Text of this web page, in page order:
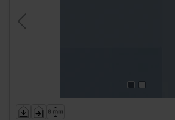
Previous